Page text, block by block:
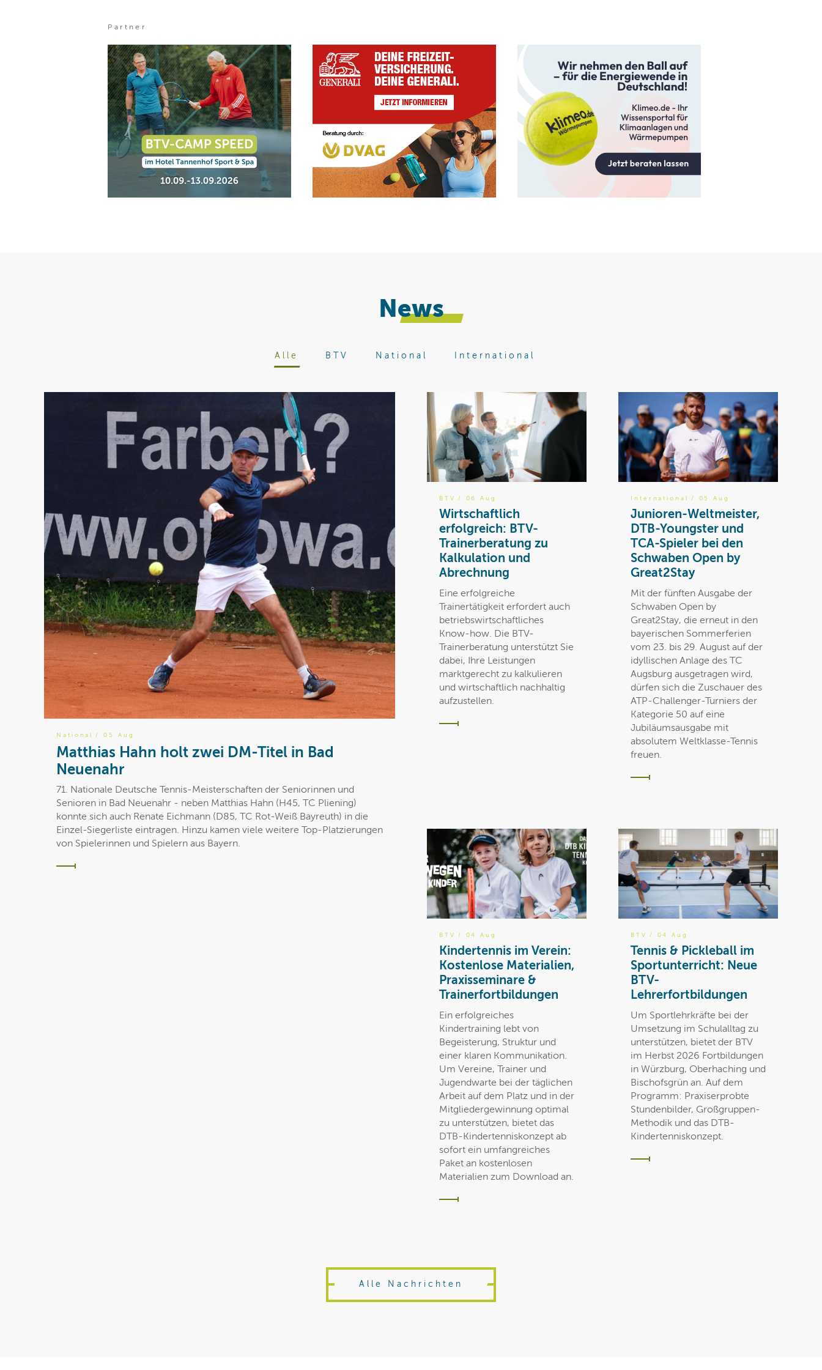
Partner
News
Alle BTV National International
National / 05 Aug
Matthias Hahn holt zwei DM-Titel in Bad
Neuenahr
71. Nationale Deutsche Tennis-Meisterschaften der Seniorinnen und
Senioren in Bad Neuenahr - neben Matthias Hahn (H45, TC Pliening)
konnte sich auch Renate Eichmann (D85, TC Rot-Weiß Bayreuth) in die
Einzel-Siegerliste eintragen. Hinzu kamen viele weitere Top-Platzierungen
von Spielerinnen und Spielern aus Bayern.
BTV / 06 Aug
Wirtschaftlich
erfolgreich: BTV-
Trainerberatung zu
Kalkulation und
Abrechnung
Eine erfolgreiche
Trainertätigkeit erfordert auch
betriebswirtschaftliches
Know-how. Die BTV-
Trainerberatung unterstützt Sie
dabei, Ihre Leistungen
marktgerecht zu kalkulieren
und wirtschaftlich nachhaltig
aufzustellen.
International / 05 Aug
Junioren-Weltmeister,
DTB-Youngster und
TCA-Spieler bei den
Schwaben Open by
Great2Stay
Mit der fünften Ausgabe der
Schwaben Open by
Great2Stay, die erneut in den
bayerischen Sommerferien
vom 23. bis 29. August auf der
idyllischen Anlage des TC
Augsburg ausgetragen wird,
dürfen sich die Zuschauer des
ATP-Challenger-Turniers der
Kategorie 50 auf eine
Jubiläumsausgabe mit
absolutem Weltklasse-Tennis
freuen.
BTV / 04 Aug
Kindertennis im Verein:
Kostenlose Materialien,
Praxisseminare &
Trainerfortbildungen
Ein erfolgreiches
Kindertraining lebt von
Begeisterung, Struktur und
einer klaren Kommunikation.
Um Vereine, Trainer und
Jugendwarte bei der täglichen
Arbeit auf dem Platz und in der
Mitgliedergewinnung optimal
zu unterstützen, bietet das
DTB-Kindertenniskonzept ab
sofort ein umfangreiches
Paket an kostenlosen
Materialien zum Download an.
BTV / 04 Aug
Tennis & Pickleball im
Sportunterricht: Neue
BTV-
Lehrerfortbildungen
Um Sportlehrkräfte bei der
Umsetzung im Schulalltag zu
unterstützen, bietet der BTV
im Herbst 2026 Fortbildungen
in Würzburg, Oberhaching und
Bischofsgrün an. Auf dem
Programm: Praxiserprobte
Stundenbilder, Großgruppen-
Methodik und das DTB-
Kindertenniskonzept.
Alle Nachrichten